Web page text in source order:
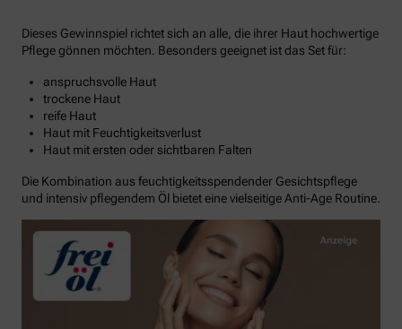
Dieses Gewinnspiel richtet sich an alle, die ihrer Haut hochwertige
Pflege gönnen möchten. Besonders geeignet ist das Set für:
anspruchsvolle Haut
trockene Haut
reife Haut
Haut mit Feuchtigkeitsverlust
Haut mit ersten oder sichtbaren Falten
Die Kombination aus feuchtigkeitsspendender Gesichtspflege
und intensiv pflegendem Öl bietet eine vielseitige Anti-Age Routine.